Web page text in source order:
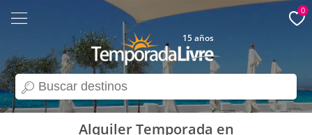
search
15 años
0
Alquiler Temporada en